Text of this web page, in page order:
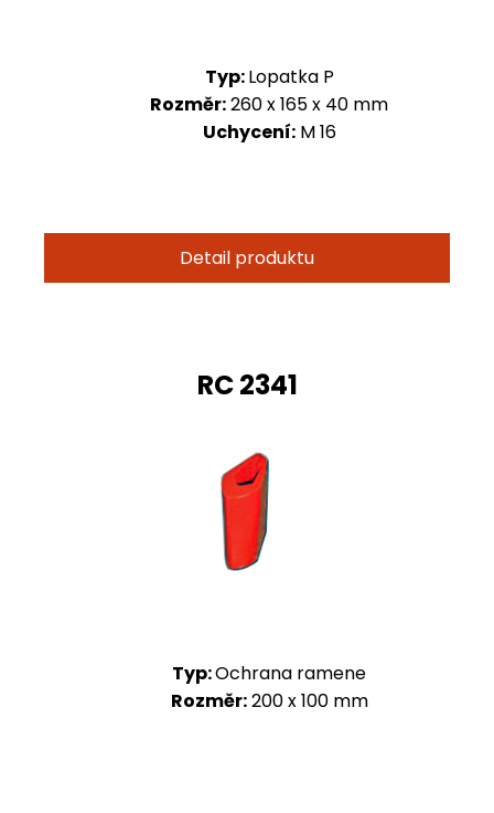
Typ:Lopatka P
Rozměr:260 x 165 x 40 mm
Uchycení:M 16
Detail produktu
RC 2341
Typ:Ochrana ramene
Rozměr:200 x 100 mm